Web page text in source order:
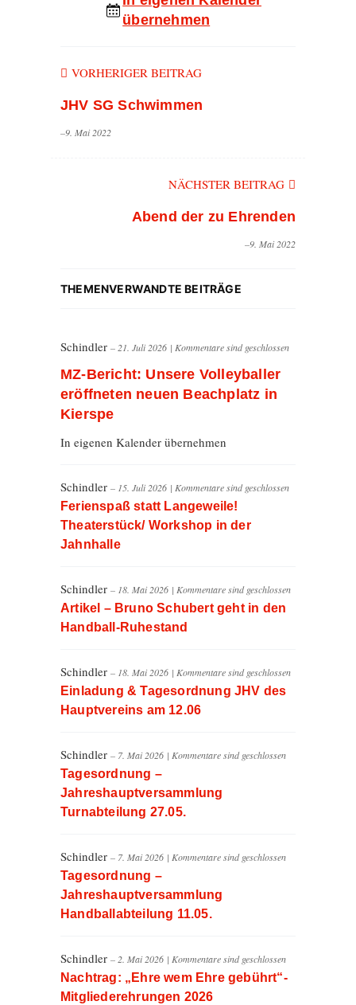
übernehmen
VORHERIGER BEITRAG
JHV SG Schwimmen
–9. Mai 2022
NÄCHSTER BEITRAG
Abend der zu Ehrenden
–9. Mai 2022
THEMENVERWANDTE BEITRÄGE
Schindler – 21. Juli 2026 | Kommentare sind geschlossen
MZ-Bericht: Unsere Volleyballer
eröffneten neuen Beachplatz in
Kierspe
In eigenen Kalender übernehmen
Schindler – 15. Juli 2026 | Kommentare sind geschlossen
Ferienspaß statt Langeweile!
Theaterstück/ Workshop in der
Jahnhalle
Schindler – 18. Mai 2026 | Kommentare sind geschlossen
Artikel – Bruno Schubert geht in den
Handball-Ruhestand
Schindler – 18. Mai 2026 | Kommentare sind geschlossen
Einladung & Tagesordnung JHV des
Hauptvereins am 12.06
Schindler – 7. Mai 2026 | Kommentare sind geschlossen
Tagesordnung –
Jahreshauptversammlung
Turnabteilung 27.05.
Schindler – 7. Mai 2026 | Kommentare sind geschlossen
Tagesordnung –
Jahreshauptversammlung
Handballabteilung 11.05.
Schindler – 2. Mai 2026 | Kommentare sind geschlossen
Nachtrag: „Ehre wem Ehre gebührt“-
Mitgliederehrungen 2026